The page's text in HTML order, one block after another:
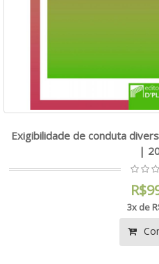
Exigibilidade de conduta
|
3x de